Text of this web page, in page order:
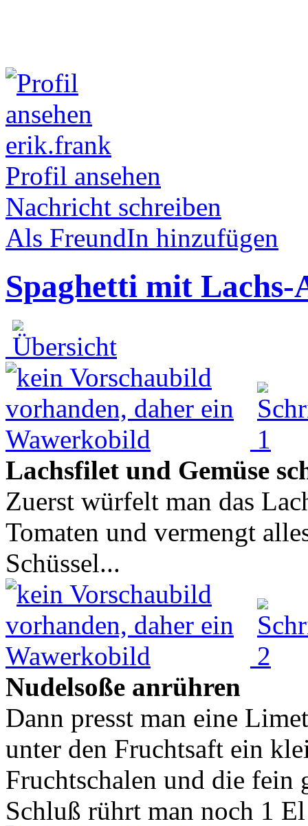
erik.frank
Profil ansehen
Nachricht schreiben
Als FreundIn hinzufügen
Spaghetti mit Lachs-
Lachsfilet und Gemüse
Zuerst würfelt man das
Tomaten und vermengt
Schüssel...
Nudelsoße anrühren
Dann presst man eine
unter den Fruchtsaft ein
Fruchtschalen und die fein
Schluß rührt man noch 1